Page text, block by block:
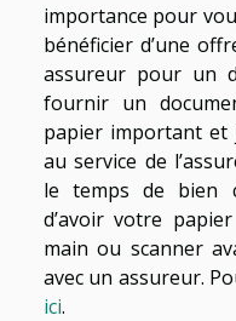
importance pour
bénéficier d’une
assureur pour un
fournir un
papier important et
au service de
le temps de bien
d’avoir votre
main ou scanner
avec un assureur.
ici.